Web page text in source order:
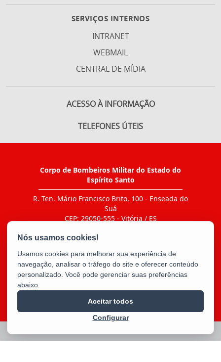
SERVIÇOS INTERNOS
INTRANET
WEBMAIL
CENTRAL DE MÍDIA
ACESSO À INFORMAÇÃO
TELEFONES ÚTEIS
Corpo de Bombeiros Militar do Estado do
Espírito Santo
R. Ten. Mário Francisco Brito, 100 - Enseada do
Suá
CEP: 29050-555 - Vitória / ES
E-mail:bm5cbmes@gmail.com
Usamos cookies para melhorar sua experiência de
navegação, analisar o tráfego do site e oferecer conteúdo
personalizado. Você pode gerenciar suas preferências
abaixo.
Configurar
Aceitar todos